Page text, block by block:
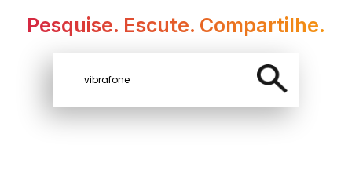
Pesquise. Escute. Compartilhe.